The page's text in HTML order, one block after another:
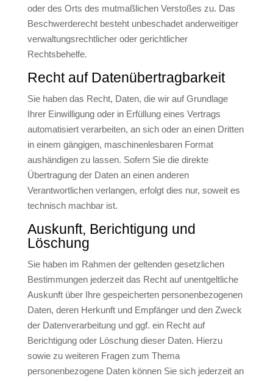
oder des Orts des mutmaßlichen Verstoßes zu. Das
Beschwerderecht besteht unbeschadet anderweitiger
verwaltungsrechtlicher oder gerichtlicher
Rechtsbehelfe.
Recht auf Daten­übertrag­barkeit
Sie haben das Recht, Daten, die wir auf Grundlage
Ihrer Einwilligung oder in Erfüllung eines Vertrags
automatisiert verarbeiten, an sich oder an einen Dritten
in einem gängigen, maschinenlesbaren Format
aushändigen zu lassen. Sofern Sie die direkte
Übertragung der Daten an einen anderen
Verantwortlichen verlangen, erfolgt dies nur, soweit es
technisch machbar ist.
Auskunft, Berichtigung und
Löschung
Sie haben im Rahmen der geltenden gesetzlichen
Bestimmungen jederzeit das Recht auf unentgeltliche
Auskunft über Ihre gespeicherten personenbezogenen
Daten, deren Herkunft und Empfänger und den Zweck
der Datenverarbeitung und ggf. ein Recht auf
Berichtigung oder Löschung dieser Daten. Hierzu
sowie zu weiteren Fragen zum Thema
personenbezogene Daten können Sie sich jederzeit an